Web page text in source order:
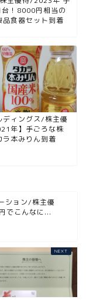
！8000円相当の
品食器セット到着
ディングス/株主優
年】手ごろな株
ラ本みりん到着
ション/株主優
でこんなに...